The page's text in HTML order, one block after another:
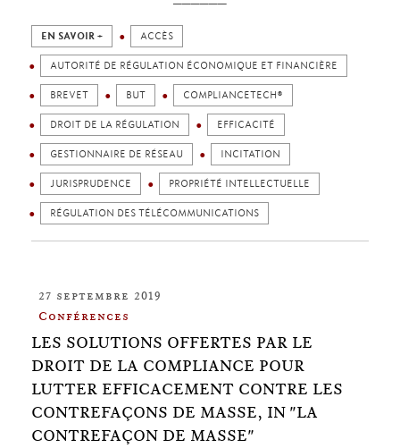
EN SAVOIR + ACCÈS
AUTORITÉ DE RÉGULATION ÉCONOMIQUE ET FINANCIÈRE
BREVET BUT COMPLIANCETECH®
DROIT DE LA RÉGULATION EFFICACITÉ
GESTIONNAIRE DE RÉSEAU INCITATION
JURISPRUDENCE PROPRIÉTÉ INTELLECTUELLE
RÉGULATION DES TÉLÉCOMMUNICATIONS
27 septembre 2019
Conférences
LES SOLUTIONS OFFERTES PAR LE
DROIT DE LA COMPLIANCE POUR
LUTTER EFFICACEMENT CONTRE LES
CONTREFAÇONS DE MASSE, IN "LA
CONTREFAÇON DE MASSE"